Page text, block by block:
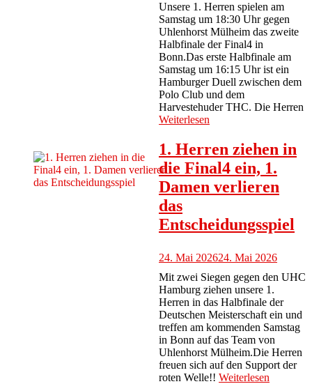
Unsere 1. Herren spielen am
Samstag um 18:30 Uhr gegen
Uhlenhorst Mülheim das zweite
Halbfinale der Final4 in
Bonn.Das erste Halbfinale am
Samstag um 16:15 Uhr ist ein
Hamburger Duell zwischen dem
Polo Club und dem
Harvestehuder THC. Die Herren
Weiterlesen
1. Herren ziehen in
die Final4 ein, 1.
Damen verlieren
das
Entscheidungsspiel
24. Mai 202624. Mai 2026
Mit zwei Siegen gegen den UHC
Hamburg ziehen unsere 1.
Herren in das Halbfinale der
Deutschen Meisterschaft ein und
treffen am kommenden Samstag
in Bonn auf das Team von
Uhlenhorst Mülheim.Die Herren
freuen sich auf den Support der
roten Welle!! Weiterlesen